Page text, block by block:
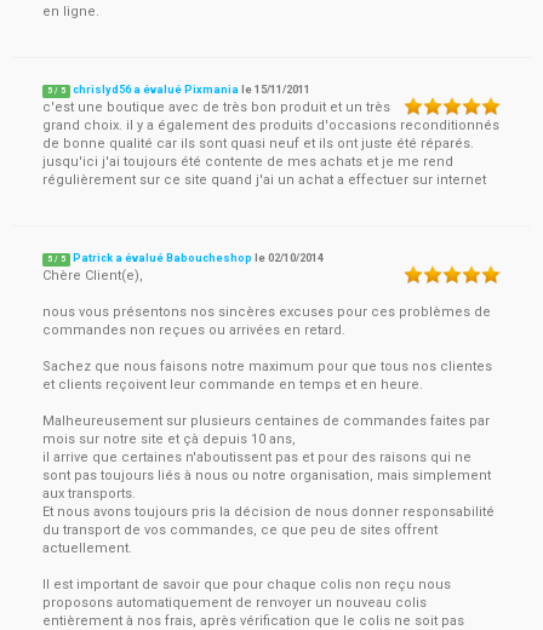
en ligne.
5 / 5 chrislyd56 a évalué Pixmania le15/11/2011
c'est une boutique avec de très bon produit et un très
grand choix. il y a également des produits d'occasions reconditionnés
de bonne qualité car ils sont quasi neuf et ils ont juste été réparés.
jusqu'ici j'ai toujours été contente de mes achats et je me rend
régulièrement sur ce site quand j'ai un achat a effectuer sur internet
5 / 5 Patrick a évalué Baboucheshop le02/10/2014
Chère Client(e),
nous vous présentons nos sincères excuses pour ces problèmes de
commandes non reçues ou arrivées en retard.
Sachez que nous faisons notre maximum pour que tous nos clientes
et clients reçoivent leur commande en temps et en heure.
Malheureusement sur plusieurs centaines de commandes faites par
mois sur notre site et çà depuis 10 ans,
il arrive que certaines n'aboutissent pas et pour des raisons qui ne
sont pas toujours liés à nous ou notre organisation, mais simplement
aux transports.
Et nous avons toujours pris la décision de nous donner responsabilité
du transport de vos commandes, ce que peu de sites offrent
actuellement.
Il est important de savoir que pour chaque colis non reçu nous
proposons automatiquement de renvoyer un nouveau colis
entièrement à nos frais, après vérification que le colis ne soit pas